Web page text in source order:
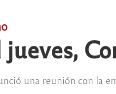
jueves,
una reunión con la